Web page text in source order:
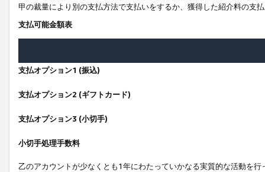
甲の裁量により別の支払方法で支払いをするか、獲得した紹介料の支
支払可能金額表
支払オプション1 (振込)
支払オプション2 (ギフトカード)
支払オプション3 (小切手)
小切手処理手数料
乙のアカウントが少なくとも1年にわたっていかなる実質的な活動を